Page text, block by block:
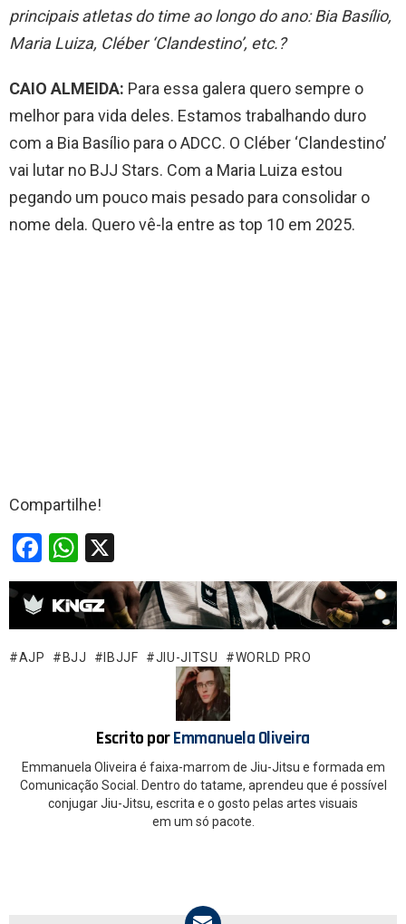
principais atletas do time ao longo do ano: Bia Basílio,
Maria Luiza, Cléber ‘Clandestino’, etc.?
CAIO ALMEIDA: Para essa galera quero sempre o
melhor para vida deles. Estamos trabalhando duro
com a Bia Basílio para o ADCC. O Cléber ‘Clandestino’
vai lutar no BJJ Stars. Com a Maria Luiza estou
pegando um pouco mais pesado para consolidar o
nome dela. Quero vê-la entre as top 10 em 2025.
Compartilhe!
F
a
ce
b
o
W
h
at
s
A
AJP BJJ IBJJF JIU-JITSU WORLD PRO
Escrito porEmmanuela Oliveira
Emmanuela Oliveira é faixa-marrom de Jiu-Jitsu e formada em
Comunicação Social. Dentro do tatame, aprendeu que é possível
conjugar Jiu-Jitsu, escrita e o gosto pelas artes visuais
em um só pacote.